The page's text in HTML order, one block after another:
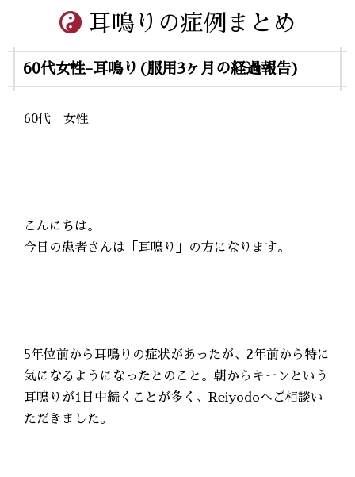
耳鳴りの症例まとめ
60代女性-耳鳴り(服用3ヶ月の経過報告)
60代 女性
こんにちは。
今日の患者さんは「耳鳴り」の方になります。
5年位前から耳鳴りの症状があったが、2年前から特に
気になるようになったとのこと。朝からキーンという
耳鳴りが1日中続くことが多く、Reiyodoへご相談い
ただきました。